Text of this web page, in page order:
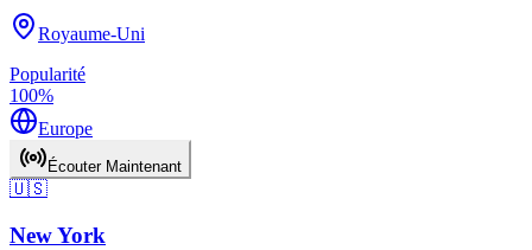
Royaume-Uni
Popularité
100%
Europe
Écouter Maintenant
🇺🇸
New York